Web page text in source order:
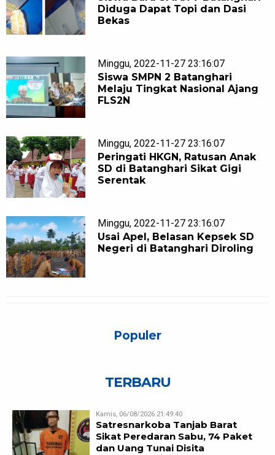
Diduga Dapat Topi dan Dasi
Bekas
Minggu, 2022-11-27 23:16:07
Siswa SMPN 2 Batanghari
Melaju Tingkat Nasional Ajang
FLS2N
Minggu, 2022-11-27 23:16:07
Peringati HKGN, Ratusan Anak
SD di Batanghari Sikat Gigi
Serentak
Minggu, 2022-11-27 23:16:07
Usai Apel, Belasan Kepsek SD
Negeri di Batanghari Diroling
Populer
TERBARU
Kamis, 06/08/2026 21:49:40
Satresnarkoba Tanjab Barat
Sikat Peredaran Sabu, 74 Paket
dan Uang Tunai Disita